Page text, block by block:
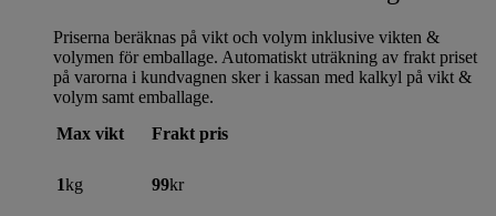
Priserna beräknas på vikt och volym inklusive vikten &
volymen för emballage. Automatiskt uträkning av frakt priset
på varorna i kundvagnen sker i kassan med kalkyl på vikt &
volym samt emballage.
Max vikt
Frakt pris
1kg 99kr